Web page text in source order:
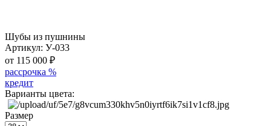
Шубы из пушнины
Артикул: У-033
от 115 000 ₽
рассрочка %
кредит
Варианты цвета:
Размер